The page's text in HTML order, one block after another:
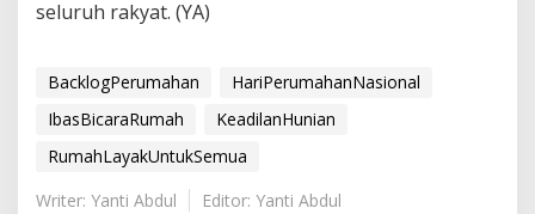
seluruh rakyat. (YA)
BacklogPerumahan
HariPerumahanNasional
IbasBicaraRumah
KeadilanHunian
RumahLayakUntukSemua
Writer: Yanti Abdul
Editor: Yanti Abdul